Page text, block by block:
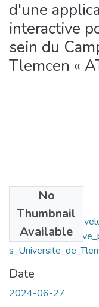
d'une
interactive
sein du
Tlemcen «
No
Thumbnail
Available
Date
2024-06-27